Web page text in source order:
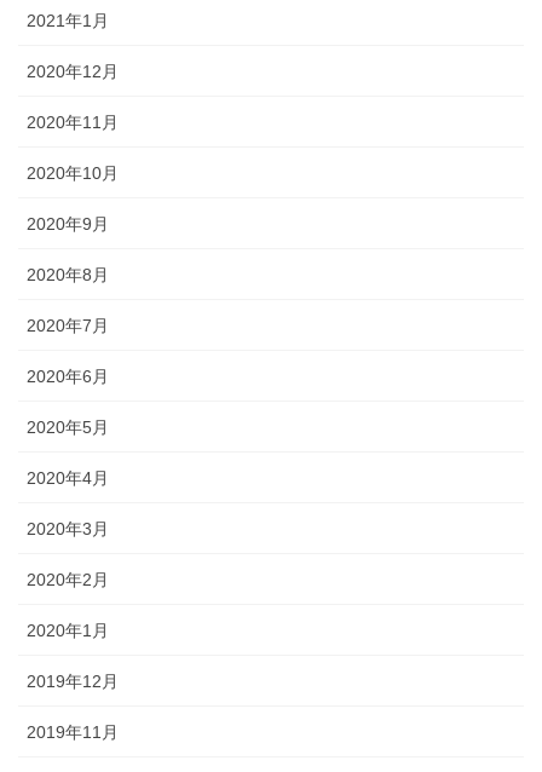
2021年1月
2020年12月
2020年11月
2020年10月
2020年9月
2020年8月
2020年7月
2020年6月
2020年5月
2020年4月
2020年3月
2020年2月
2020年1月
2019年12月
2019年11月